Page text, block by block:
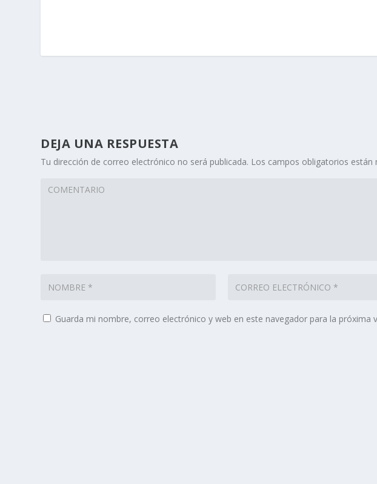
DEJA UNA RESPUESTA
Tu dirección de correo electrónico no será publicada. Los campos obligatorios
Guarda mi nombre, correo electrónico y web en este navegador para la próxima